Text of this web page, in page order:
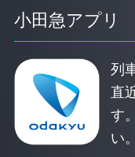
小田急アプリ
列
直
す
い。